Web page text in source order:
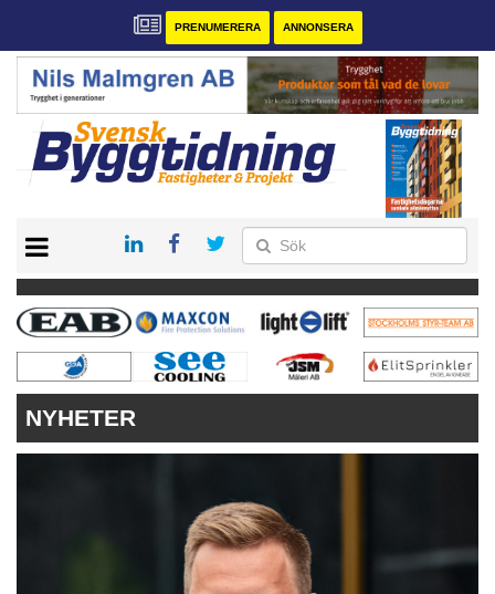
PRENUMERERA ANNONSERA
PRENUMERERA
VÅRA ANDRA MAGASIN
ANNONSERA
KONTAKT
NYHETER